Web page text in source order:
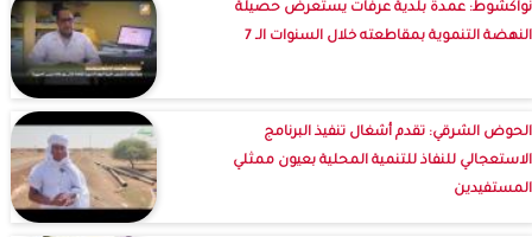
نواكشوط: عمدة بلدية عرفات يستعرض حصيلة
النهضة التنموية بمقاطعته خلال السنوات الـ 7
الحوض الشرقي: تقدم أشغال تنفيذ البرنامج
الاستعجالي للنفاذ للتنمية المحلية بعيون ممثلي
المستفيدين